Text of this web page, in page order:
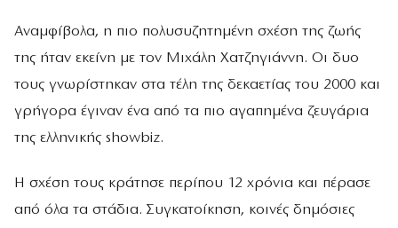
Αναμφίβολα, η πιο πολυσυζητημένη σχέση της ζωής
της ήταν εκείνη με τον Μιχάλη Χατζηγιάννη. Οι δυο
τους γνωρίστηκαν στα τέλη της δεκαετίας του 2000 και
γρήγορα έγιναν ένα από τα πιο αγαπημένα ζευγάρια
της ελληνικής showbiz.
Η σχέση τους κράτησε περίπου 12 χρόνια και πέρασε
από όλα τα στάδια. Συγκατοίκηση, κοινές δημόσιες